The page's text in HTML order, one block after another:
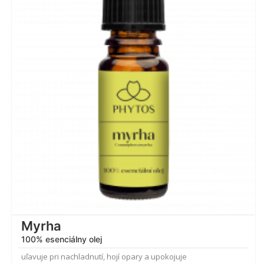
Myrha
100% esenciálny olej
uľavuje pri nachladnutí, hojí opary a upokojuje